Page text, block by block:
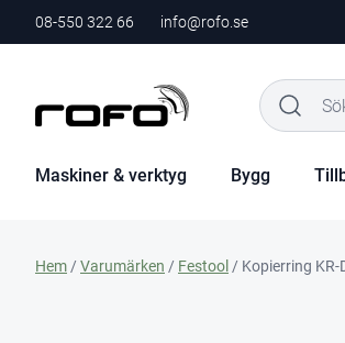
08-550 322 66 info@rofo.se
Maskiner & verktyg Bygg
Hem /Varumärken / Festool / Kopierring KR-